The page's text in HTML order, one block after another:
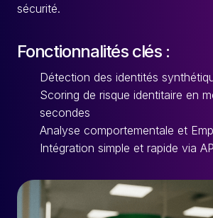
sécurité.
Fonctionnalités clés :
Détection des identités
Scoring de risque identitaire en
secondes
Analyse comportementale et
Intégration simple et rapide via